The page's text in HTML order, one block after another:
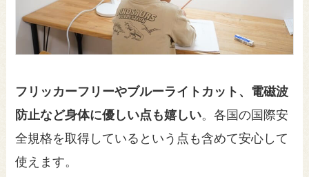
フリッカーフリーやブルーライトカット、電磁波
防止など身体に優しい点も嬉しい。各国の国際安
全規格を取得しているという点も含めて安心して
使えます。